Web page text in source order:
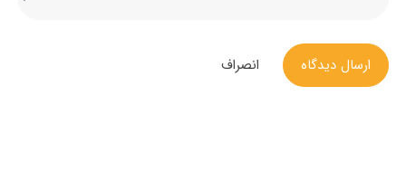
ارسال دیدگاه انصراف